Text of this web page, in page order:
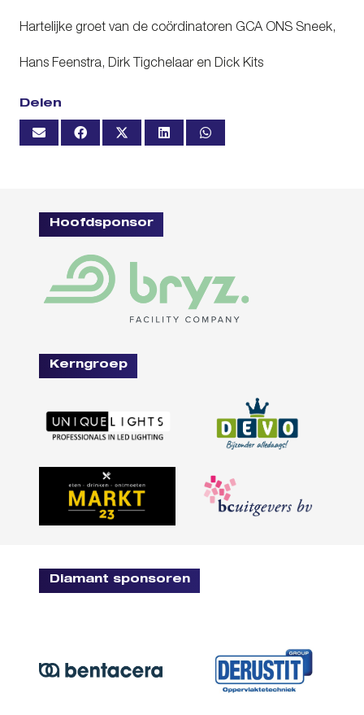
Hartelijke groet van de coördinatoren GCA ONS Sneek,
Hans Feenstra, Dirk Tigchelaar en Dick Kits
Delen
Hoofdsponsor
Kerngroep
Diamant sponsoren